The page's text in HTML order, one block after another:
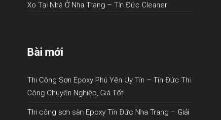
Xo Tại Nhà Ở Nha Trang – Tín Đức Cleaner
Bài mới
Thi Công Sơn Epoxy Phú Yên Uy Tín – Tín Đức Thi
Công Chuyên Nghiệp, Giá Tốt
Thi công sơn sàn Epoxy Tín Đức Nha Trang – Giải